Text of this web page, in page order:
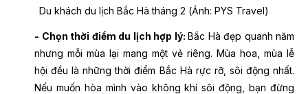
Du khách du lịch Bắc Hà tháng 2 (Ảnh: PYS Travel)
- Chọn thời điểm du lịch hợp lý: Bắc Hà đẹp quanh năm
nhưng mỗi mùa lại mang một vẻ riêng. Mùa hoa, mùa lễ
hội đều là những thời điểm Bắc Hà rực rỡ, sôi động nhất.
Nếu muốn hòa mình vào không khí sôi động, bạn đừng